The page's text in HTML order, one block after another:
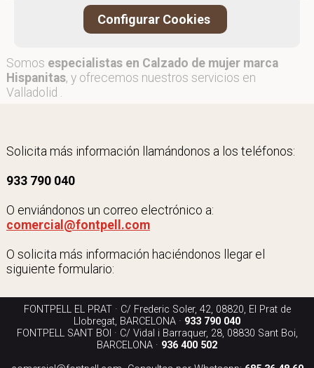
Somos especialistas en Calzado de mujer marca
Hispanitas, y ofrecemos nuestros servicios en
Valladolid .
Solicita más información llamándonos a los teléfonos:
933 790 040
O enviándonos un correo electrónico a:
comercial@fontpell.com
O solicita más información haciéndonos llegar el
siguiente formulario:
FONTPELL EL PRAT · C/ Frederic Soler, 42, 08820, El Prat de
Llobregat, BARCELONA · 933 790 040
FONTPELL SANT BOI · C/ Vidal i Barraquer, 28, 08830 Sant Boi,
BARCELONA · 936 400 502
Configurar Cookies